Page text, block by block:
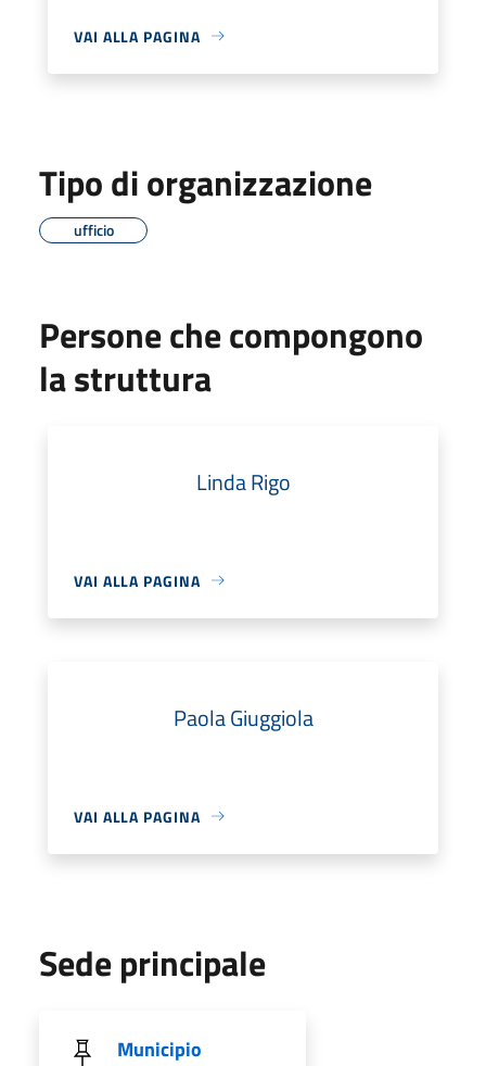
VAI ALLA PAGINA
Tipo di organizzazione
ufficio
Persone che compongono
la struttura
Linda Rigo
VAI ALLA PAGINA
Paola Giuggiola
VAI ALLA PAGINA
Sede principale
Municipio